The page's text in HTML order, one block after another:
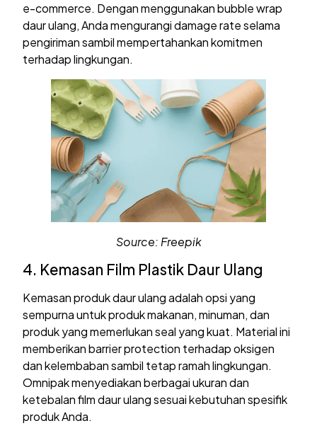
e-commerce. Dengan menggunakan bubble wrap
daur ulang, Anda mengurangi damage rate selama
pengiriman sambil mempertahankan komitmen
terhadap lingkungan.
Source: Freepik
4. Kemasan Film Plastik Daur Ulang
Kemasan produk daur ulang adalah opsi yang
sempurna untuk produk makanan, minuman, dan
produk yang memerlukan seal yang kuat. Material ini
memberikan barrier protection terhadap oksigen
dan kelembaban sambil tetap ramah lingkungan.
Omnipak menyediakan berbagai ukuran dan
ketebalan film daur ulang sesuai kebutuhan spesifik
produk Anda.